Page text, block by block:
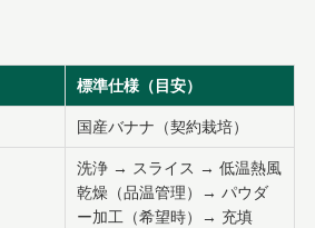
標準仕様（目安）
国産バナナ（契約栽培）
洗浄 → スライス → 低温熱風
乾燥（品温管理）→ パウダ
ー加工（希望時）→ 充填